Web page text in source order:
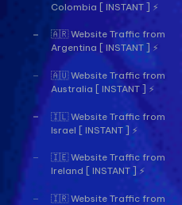
Colombia [ INSTANT ] ⚡
🇦🇷 Website Traffic from
Argentina [ INSTANT ] ⚡
🇦🇺 Website Traffic from
Australia [ INSTANT ] ⚡
🇮🇱 Website Traffic from
Israel [ INSTANT ] ⚡
🇮🇪 Website Traffic from
Ireland [ INSTANT ] ⚡
🇮🇷 Website Traffic from